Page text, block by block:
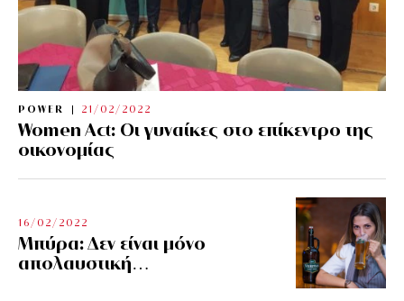
POWER 21/02/2022
Women Act: Οι γυναίκες στο επίκεντρο της
οικονομίας
16/02/2022
Μπύρα: Δεν είναι μόνο
απολαυστική…